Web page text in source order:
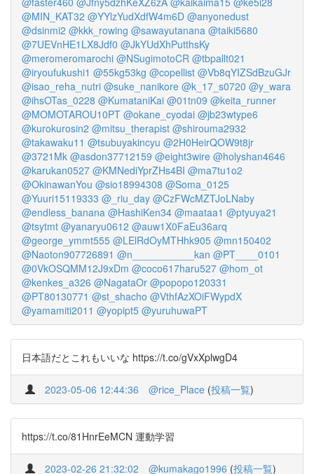
@MIN_KAT32 @YYlzYudXdfW4m6D @anyonedust
@dsinmi2 @kkk_rowing @sawayutanana @taiki5680
@7UEVnHE1LX8Jdf0 @JkYUdXhPutthsKy
@meromeromarochi @NSugimotoCR @tbpallt021
@iryoufukushi1 @55kg53kg @copellist @Vb8qYIZSdBzuGJr
@isao_reha_nutri @suke_nanikore @k_17_s0720 @y_wara
@ihsOTas_0228 @KumataniKai @01tn09 @keita_runner
@MOMOTAROU10PT @okane_cyodai @jb23wtype6
@kurokurosin2 @mitsu_therapist @shirouma2932
@takawaku11 @tsubuyakincyu @2H0HeirQOW9t8jr
@3721Mk @asdon37712159 @eight3wire @holyshan4646
@karukan0527 @KMNediYprZHs4BI @ma7tu1o2
@OkinawanYou @sio18994308 @Soma_0125
@Yuuri15119333 @_riu_day @CzFWcMZTJoLNaby
@endless_banana @HashiKen34 @maataa1 @ptyuya21
@tsytmt @yanaryu0612 @auw1X0FaEu36arq
@george_ymmt555 @LElRdOyMTHhk905 @mn150402
@Naoton907726891 @n___________kan @PT____0101
@0VkOSQMM12J9xDm @coco617haru527 @hom_ot
@kenkes_a326 @NagataOr @popopo120331
@PT80130771 @st_shacho @VthfAzXOiFWypdX
@yamamiti2011 @yopipt5 @yuruhuwaPT
日本語だとこれもいいな https://t.co/gVxXplwgD4
2023-05-06 12:44:36 @rice_Place (投稿一覧)
https://t.co/81HnrEeMCN 運動学習
2023-02-26 21:32:02 @kumakago1996 (投稿一覧)